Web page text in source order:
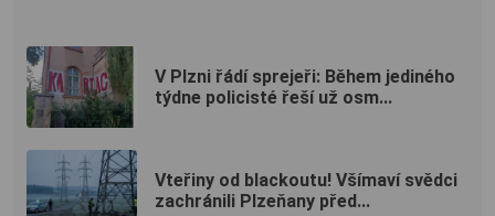
V Plzni řádí sprejeři: Během jediného
týdne policisté řeší už osm...
Vteřiny od blackoutu! Všímaví svědci
zachránili Plzeňany před...